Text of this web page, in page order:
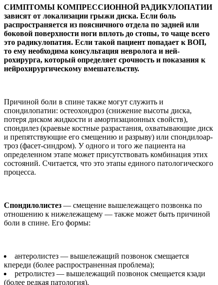
СИМПТОМЫ КОМ­ПРЕССИОННОЙ РАДИ­КУЛОПАТИИ
зави­сят от локализации грыжи диска. Если боль
распространя­ется из поясничного отдела по задней или
боковой поверхности ноги вплоть до стопы, то чаще всего
это радикулопатия. Если такой пациент по­падает к ВОП,
то ему необходима консульта­ция невролога и ней­
рохирурга, который определяет срочность и показания к
нейро­хирургическому вме­шательству.
Причиной боли в спи­не также могут служить и
спондилопатии: остеохон­дроз (снижение высоты ди­ска,
потеря диском жидко­сти и амортизационных свойств),
спондилез (крае­вые костные разрастания, охватывающие диск
и пре­пятствующие его смещению и разрыву) или спондилоар­
троз (фасет-синдром). У од­ного и того же пациента на
определенном этапе может присутствовать комбина­ция этих
состояний. Счита­ется, что это этапы единого патологического
процесса.
Спондилолистез — сме­щение вышележащего по­звонка по
отношению к нижележащему — также мо­жет быть причиной
боли в спине. Его формы:
антеролистез — выше­лежащий позвонок смеща­ется
кпереди (более распро­страненная проблема);
ретролистез — вышеле­жащий позвонок смещает­ся кзади
(более редкая па­тология).